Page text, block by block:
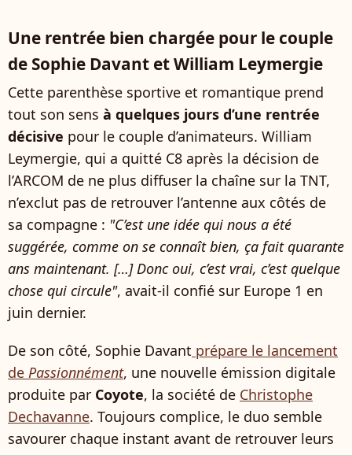
Une rentrée bien chargée pour le couple
de Sophie Davant et William Leymergie
Cette parenthèse sportive et romantique prend
tout son sens à quelques jours d’une rentrée
décisive pour le couple d’animateurs. William
Leymergie, qui a quitté C8 après la décision de
l’ARCOM de ne plus diffuser la chaîne sur la TNT,
n’exclut pas de retrouver l’antenne aux côtés de
sa compagne : "C’est une idée qui nous a été
suggérée, comme on se connaît bien, ça fait quarante
ans maintenant. […] Donc oui, c’est vrai, c’est quelque
chose qui circule", avait-il confié sur Europe 1 en
juin dernier.
De son côté, Sophie Davant prépare le lancement
de Passionnément, une nouvelle émission digitale
produite par Coyote, la société de Christophe
Dechavanne. Toujours complice, le duo semble
savourer chaque instant avant de retrouver leurs